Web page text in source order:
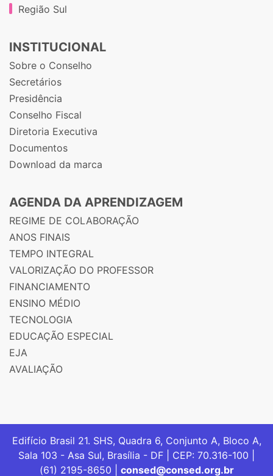
Região Sul
INSTITUCIONAL
Sobre o Conselho
Secretários
Presidência
Conselho Fiscal
Diretoria Executiva
Documentos
Download da marca
AGENDA DA APRENDIZAGEM
REGIME DE COLABORAÇÃO
ANOS FINAIS
TEMPO INTEGRAL
VALORIZAÇÃO DO PROFESSOR
FINANCIAMENTO
ENSINO MÉDIO
TECNOLOGIA
EDUCAÇÃO ESPECIAL
EJA
AVALIAÇÃO
Edifício Brasil 21. SHS, Quadra 6, Conjunto A, Bloco A,
Sala 103 - Asa Sul, Brasília - DF | CEP: 70.316-100 |
(61) 2195-8650 | consed@consed.org.br